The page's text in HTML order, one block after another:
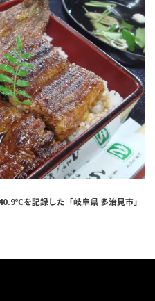
を記録した「岐阜県 多治見市」